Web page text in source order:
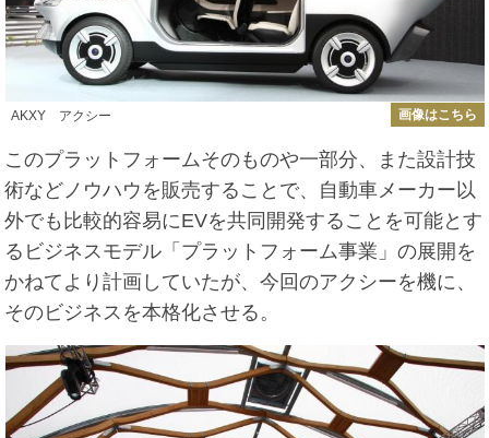
AKXY アクシー 画像はこちら
このプラットフォームそのものや一部分、また設計技
術などノウハウを販売することで、自動車メーカー以
外でも比較的容易にEVを共同開発することを可能とす
るビジネスモデル「プラットフォーム事業」の展開を
かねてより計画していたが、今回のアクシーを機に、
そのビジネスを本格化させる。